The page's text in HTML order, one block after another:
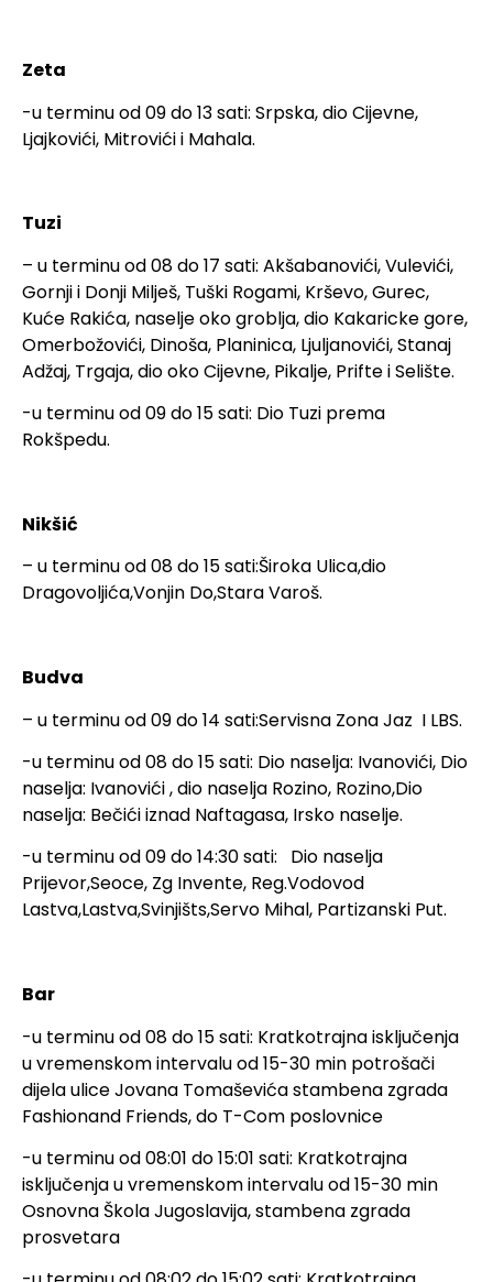
Zeta
-u terminu od 09 do 13 sati: Srpska, dio Cijevne,
Ljajkovići, Mitrovići i Mahala.
Tuzi
– u terminu od 08 do 17 sati: Akšabanovići, Vulevići,
Gornji i Donji Milješ, Tuški Rogami, Krševo, Gurec,
Kuće Rakića, naselje oko groblja, dio Kakaricke gore,
Omerbožovići, Dinoša, Planinica, Ljuljanovići, Stanaj
Adžaj, Trgaja, dio oko Cijevne, Pikalje, Prifte i Selište.
-u terminu od 09 do 15 sati: Dio Tuzi prema
Rokšpedu.
Nikšić
– u terminu od 08 do 15 sati:Široka Ulica,dio
Dragovoljića,Vonjin Do,Stara Varoš.
Budva
– u terminu od 09 do 14 sati:Servisna Zona Jaz I LBS.
-u terminu od 08 do 15 sati: Dio naselja: Ivanovići, Dio
naselja: Ivanovići , dio naselja Rozino, Rozino,Dio
naselja: Bečići iznad Naftagasa, Irsko naselje.
-u terminu od 09 do 14:30 sati: Dio naselja
Prijevor,Seoce, Zg Invente, Reg.Vodovod
Lastva,Lastva,Svinjišts,Servo Mihal, Partizanski Put.
Bar
-u terminu od 08 do 15 sati: Kratkotrajna isključenja
u vremenskom intervalu od 15-30 min potrošači
dijela ulice Jovana Tomaševića stambena zgrada
Fashionand Friends, do T-Com poslovnice
-u terminu od 08:01 do 15:01 sati: Kratkotrajna
isključenja u vremenskom intervalu od 15-30 min
Osnovna Škola Jugoslavija, stambena zgrada
prosvetara